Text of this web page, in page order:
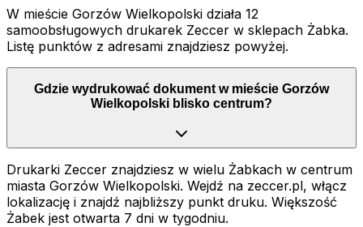
W mieście Gorzów Wielkopolski działa 12
samoobsługowych drukarek Zeccer w sklepach Żabka.
Listę punktów z adresami znajdziesz powyżej.
Gdzie wydrukować dokument w mieście Gorzów
Wielkopolski blisko centrum?
Drukarki Zeccer znajdziesz w wielu Żabkach w centrum
miasta Gorzów Wielkopolski. Wejdź na zeccer.pl, włącz
lokalizację i znajdź najbliższy punkt druku. Większość
Żabek jest otwarta 7 dni w tygodniu.